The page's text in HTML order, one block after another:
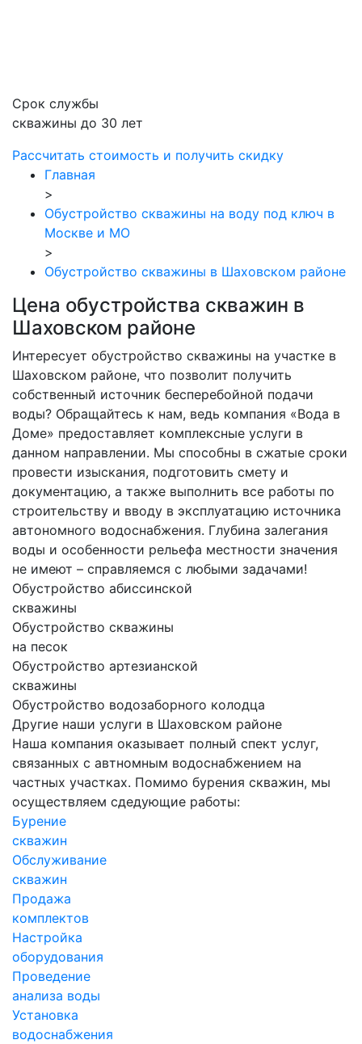
Срок службы
скважины до 30 лет
Рассчитать стоимость и получить скидку
Главная
>
Обустройство скважины на воду под ключ в
Москве и МО
>
Обустройство скважины в Шаховском районе
Цена обустройства скважин в
Шаховском районе
Интересует обустройство скважины на участке в
Шаховском районе, что позволит получить
собственный источник бесперебойной подачи
воды? Обращайтесь к нам, ведь компания «Вода в
Доме» предоставляет комплексные услуги в
данном направлении. Мы способны в сжатые сроки
провести изыскания, подготовить смету и
документацию, а также выполнить все работы по
строительству и вводу в эксплуатацию источника
автономного водоснабжения. Глубина залегания
воды и особенности рельефа местности значения
не имеют – справляемся с любыми задачами!
Обустройство абиссинской
скважины
Обустройство скважины
на песок
Обустройство артезианской
скважины
Обустройство водозаборного колодца
Другие наши услуги в Шаховском районе
Наша компания оказывает полный спект услуг,
связанных с автномным водоснабжением на
частных участках. Помимо бурения скважин, мы
осуществляем сдедующие работы:
Бурение
скважин
Обслуживание
скважин
Продажа
комплектов
Настройка
оборудования
Проведение
анализа воды
Установка
водоснабжения